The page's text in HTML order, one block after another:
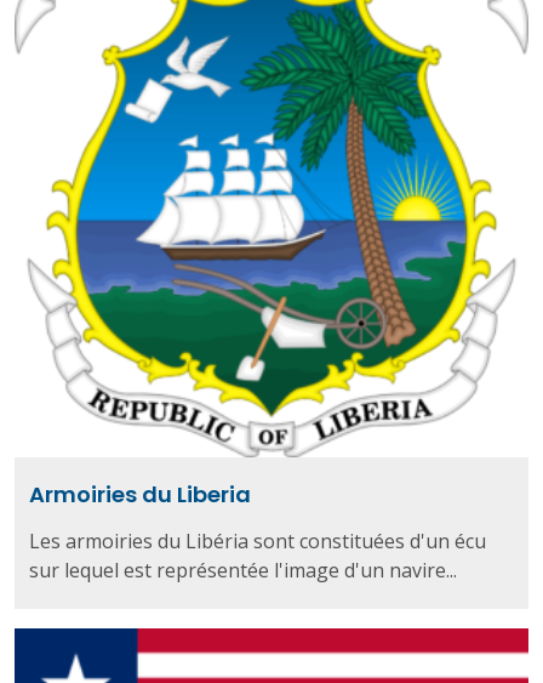
Armoiries du Liberia
Les armoiries du Libéria sont constituées d'un écu
sur lequel est représentée l'image d'un navire...